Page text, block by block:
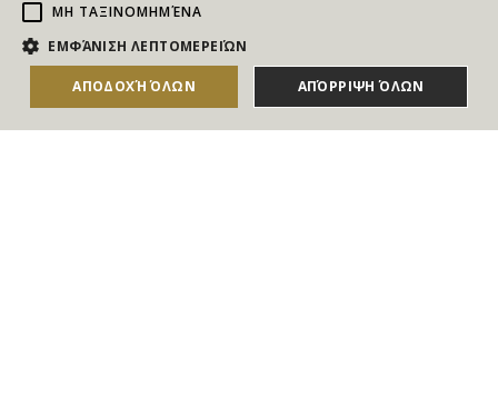
NEWSLETTER
Για να ενημερώνεστε άμεσα για τους Διαγωνισμούς, τα
Δώρα, τις Νέες Προσφορές & τις Νέες Δωροεπιταγές
ΜΗ ΤΑΞΙΝΟΜΗΜΈΝΑ
ΕΜΦΆΝΙΣΗ ΛΕΠΤΟΜΕΡΕΙΏΝ
ΑΠΟΔΟΧΉ ΌΛΩΝ ΑΠΌΡΡΙΨΗ ΌΛΩΝ